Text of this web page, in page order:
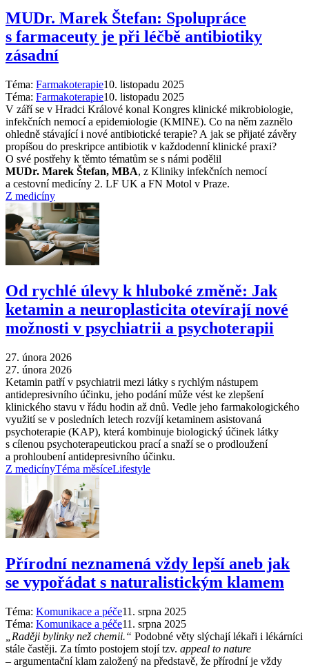
MUDr. Marek Štefan: Spolupráce
s farmaceuty je při léčbě antibiotiky
zásadní
Téma: Farmakoterapie10. listopadu 2025
Téma: Farmakoterapie10. listopadu 2025
V září se v Hradci Králové konal Kongres klinické mikrobiologie,
infekčních nemocí a epidemiologie (KMINE). Co na něm zaznělo
ohledně stávající i nové antibiotické terapie? A jak se přijaté závěry
propíšou do preskripce antibiotik v každodenní klinické praxi?
O své postřehy k těmto tématům se s námi podělil
MUDr. Marek Štefan, MBA, z Kliniky infekčních nemocí
a cestovní medicíny 2. LF UK a FN Motol v Praze.
Z medicíny
Od rychlé úlevy k hluboké změně: Jak
ketamin a neuroplasticita otevírají nové
možnosti v psychiatrii a psychoterapii
27. února 2026
27. února 2026
Ketamin patří v psychiatrii mezi látky s rychlým nástupem
antidepresivního účinku, jeho podání může vést ke zlepšení
klinického stavu v řádu hodin až dnů. Vedle jeho farmakologického
využití se v posledních letech rozvíjí ketaminem asistovaná
psychoterapie (KAP), která kombinuje biologický účinek látky
s cílenou psychoterapeutickou prací a snaží se o prodloužení
a prohloubení antidepresivního účinku.
Z medicínyTéma měsíceLifestyle
Přírodní neznamená vždy lepší aneb jak
se vypořádat s naturalistickým klamem
Téma: Komunikace a péče11. srpna 2025
Téma: Komunikace a péče11. srpna 2025
„Raději bylinky než chemii.“ Podobné věty slýchají lékaři i lékárníci
stále častěji. Za tímto postojem stojí tzv. appeal to nature
–⁠ argumentační klam založený na představě, že přírodní je vždy